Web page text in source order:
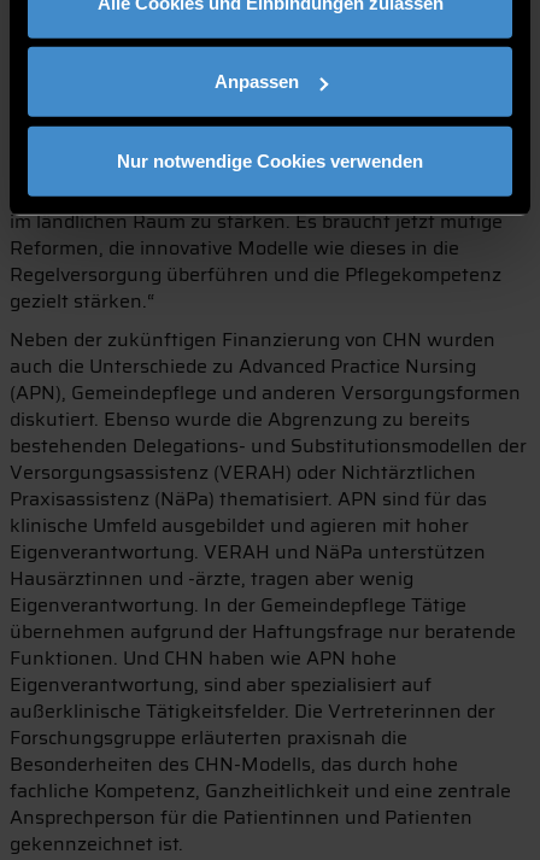
Anpassen
Nur notwendige Cookies verwenden
Engagement der Projektbeteiligten und ihren innovativen
Ansätzen der CHN-Praxis. Er betonte die Bedeutung
aktuellen Herausforderungen im Gesundheitswesen,
insbesondere des Hausärztemangels und der
Holetschek hob hervor: „Community Health Nursing ist ein
zukunftsweisender Ansatz, um die Versorgungssicherheit
im ländlichen Raum zu stärken. Es braucht jetzt mutige
Reformen, die innovative Modelle wie dieses in die
Regelversorgung überführen und die Pflegekompetenz
gezielt stärken.“
Neben der zukünftigen Finanzierung von CHN wurden
auch die Unterschiede zu Advanced Practice Nursing
(APN), Gemeindepflege und anderen Versorgungsformen
diskutiert. Ebenso wurde die Abgrenzung zu bereits
bestehenden Delegations- und Substitutionsmodellen der
Versorgungsassistenz (VERAH) oder Nichtärztlichen
Praxisassistenz (NäPa) thematisiert. APN sind für das
klinische Umfeld ausgebildet und agieren mit hoher
Eigenverantwortung. VERAH und NäPa unterstützen
Hausärztinnen und -ärzte, tragen aber wenig
Eigenverantwortung. In der Gemeindepflege Tätige
übernehmen aufgrund der Haftungsfrage nur beratende
Funktionen. Und CHN haben wie APN hohe
Eigenverantwortung, sind aber spezialisiert auf
außerklinische Tätigkeitsfelder. Die Vertreterinnen der
Forschungsgruppe erläuterten praxisnah die
Besonderheiten des CHN-Modells, das durch hohe
fachliche Kompetenz, Ganzheitlichkeit und eine zentrale
Ansprechperson für die Patientinnen und Patienten
gekennzeichnet ist.